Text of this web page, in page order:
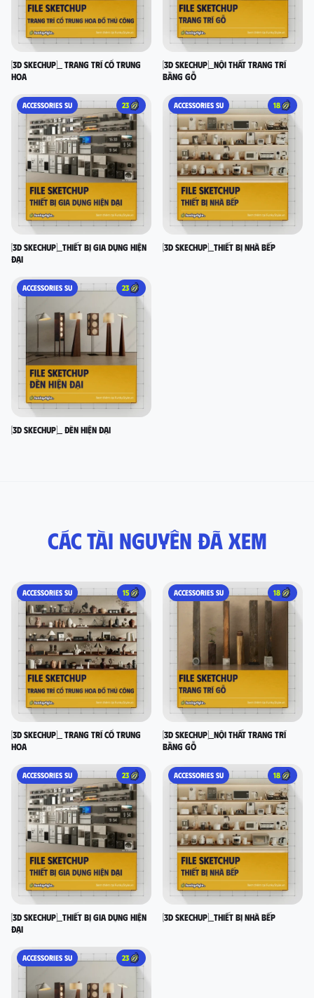
[3D SKECHUP]_ Trang trí cổ Trung
Hoa
[3D SKECHUP]_Nội thất trang trí
bằng gỗ
ACCESSORIES SU 23
[3D SKECHUP]_Thiết bị gia dụng hiện
đại
ACCESSORIES SU 18
[3D SKECHUP]_Thiết bị nhà bếp
ACCESSORIES SU 23
[3D SKECHUP]_ Đèn hiện đại
Các tài nguyên đã xem
ACCESSORIES SU 15
[3D SKECHUP]_ Trang trí cổ Trung
Hoa
ACCESSORIES SU 18
[3D SKECHUP]_Nội thất trang trí
bằng gỗ
ACCESSORIES SU 23
[3D SKECHUP]_Thiết bị gia dụng hiện
đại
ACCESSORIES SU 18
[3D SKECHUP]_Thiết bị nhà bếp
ACCESSORIES SU 23